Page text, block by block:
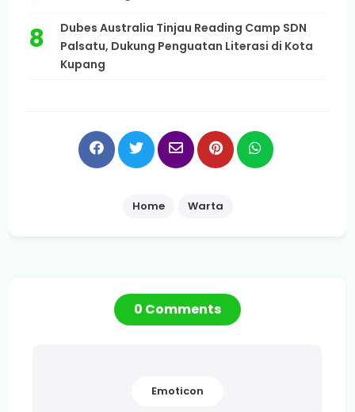
Dubes Australia Tinjau Reading Camp SDN
Palsatu, Dukung Penguatan Literasi di Kota
Kupang
Home Warta
0 Comments
Emoticon